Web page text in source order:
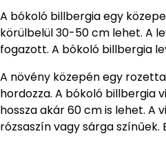
A bókoló billbergia egy
körülbelül 30-50 cm lehet. A
fogazott. A bókoló billbergia
A növény közepén egy
hordozza. A bókoló billbergia
hossza akár 60 cm is lehet. A
rózsaszín vagy sárga